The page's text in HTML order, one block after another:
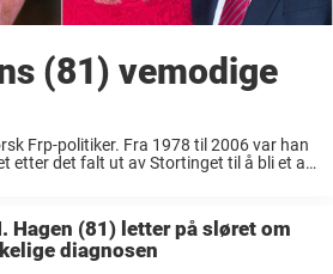
(81) vemodige
Frp-politiker. Fra 1978 til 2006 var han
etter det falt ut av Stortinget til å bli et av
Hagen (81) letter på sløret om
diagnosen